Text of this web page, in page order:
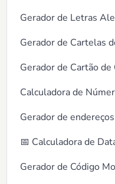
Gerador de Letras
Gerador de Cartelas
Gerador de Cartão
Calculadora de
Gerador de
📅 Calculadora de
Gerador de Código